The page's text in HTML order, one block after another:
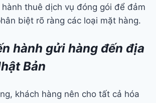
thuê dịch vụ đóng gói để đảm
biệt rõ ràng các loại mặt hàng.
hành gửi hàng đến địa
Bản
khách hàng nên cho tất cả hóa